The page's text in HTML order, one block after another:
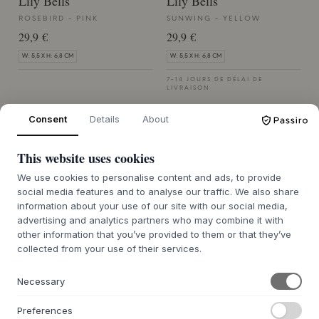
ROSEBIRD - PINK
29,9 €
W: 5,5 X H: 6,8 CM
SUNWING - YELLOW
29,9 €
W: 5,5 X H: 6,8 CM
7-14 JOURS DE DÉLAI DE
LIVRAISON
RELAXOUND
Birdybox
DARK OAK
59 €
W7,5 X H12,6 X D2,6 CM
7-14 JOURS DE DÉLAI DE
LIVRAISON
RELAXOUND
Birdybox
GOLDEN BRASS
69 €
Consent Details About
This website uses cookies
We use cookies to personalise content and ads, to provide
social media features and to analyse our traffic. We also share
information about your use of our site with our social media,
advertising and analytics partners who may combine it with
other information that you’ve provided to them or that they’ve
collected from your use of their services.
Necessary
Preferences